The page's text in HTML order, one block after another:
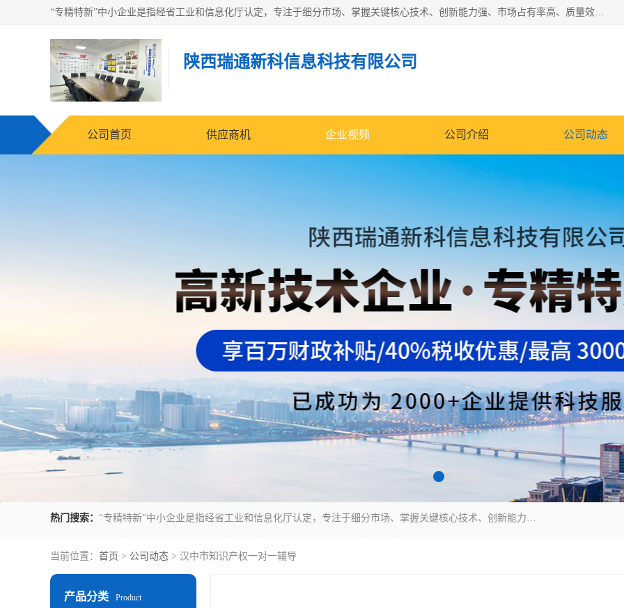
“专精特新”中小企业是指经省工业和信息化厅认定，专注于细分市场、掌握关键核心技术、创新能力强、市场占有率高、质量效益优，在专业化、精细化、特色化、新颖化等方面表现突出的中小企业。
陕西瑞通新科信息科技有限公司
公司首页 供应商机 企业视频 公司介绍 公司动态
热门搜索： “专精特新”中小企业是指经省工业和信息化厅认定，专注于细分市场、掌握关键核心技术、创新能力强、市场占有率高、质量效益优，在专业化、精细化、特色化、新颖化等方面表现突出的中小企业。
当前位置： 首页 > 公司动态 > 汉中市知识产权一对一辅导
产品分类 Product